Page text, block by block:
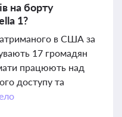
на борту
1?
в США за
17 громадян
працюють над
доступу та